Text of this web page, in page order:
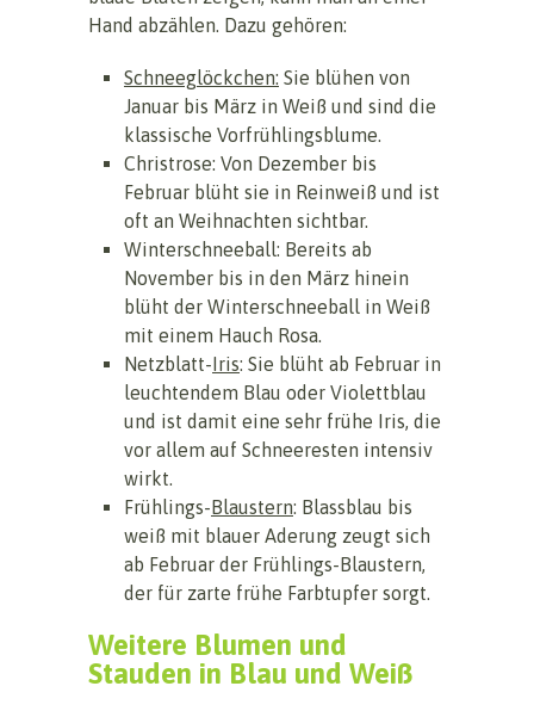
Hand abzählen. Dazu gehören:
Schneeglöckchen: Sie blühen von
Januar bis März in Weiß und sind die
klassische Vorfrühlingsblume.
Christrose: Von Dezember bis
Februar blüht sie in Reinweiß und ist
oft an Weihnachten sichtbar.
Winterschneeball: Bereits ab
November bis in den März hinein
blüht der Winterschneeball in Weiß
mit einem Hauch Rosa.
Netzblatt-Iris: Sie blüht ab Februar in
leuchtendem Blau oder Violettblau
und ist damit eine sehr frühe Iris, die
vor allem auf Schneeresten intensiv
wirkt.
Frühlings-Blaustern: Blassblau bis
weiß mit blauer Aderung zeugt sich
ab Februar der Frühlings-Blaustern,
der für zarte frühe Farbtupfer sorgt.
Weitere Blumen und
Stauden in Blau und Weiß